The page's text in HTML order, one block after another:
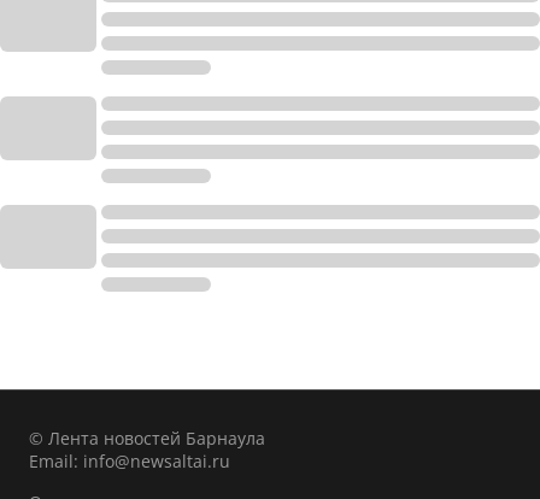
© Лента новостей Барнаула
Email: info@newsaltai.ru